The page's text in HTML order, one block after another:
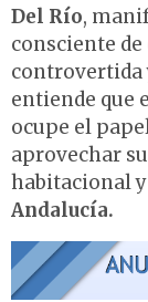
Del Río,
consciente
controvertida
entiende que
ocupe el
aprovechar
habitacional
Andalucía.